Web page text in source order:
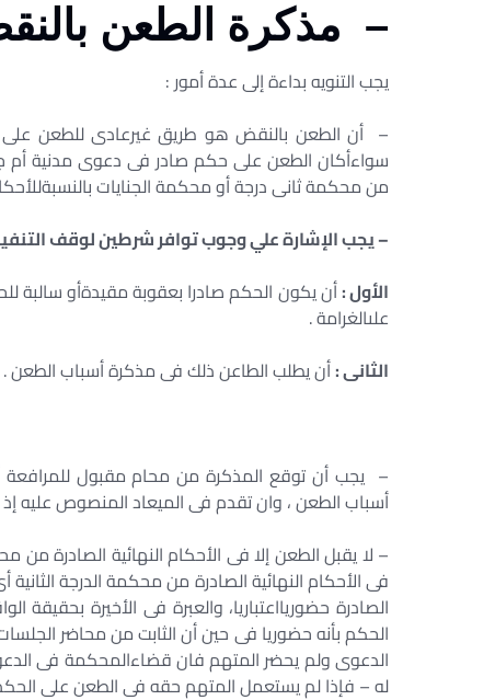
– مذكرة الطعن
يجب التنويه بداءة إلى عدة أمور :
– أن الطعن بالنقض هو طريق غيرعادى للطعن على
سواءأكان الطعن على حكم صادر فى دعوى مدنية أم
من محكمة ثانى درجة أو محكمة الجنايات
– يجب الإشارة علي وجوب توافر شرطين لوقف
الأول :أن يكون الحكم صادرا بعقوبة مقيدةأو سالبة
علىالغرامة .
الثانى :أن يطلب الطاعن ذلك فى مذكرة أسباب الطعن .
– يجب أن توقع المذكرة من محام مقبول
أسباب الطعن ، وان تقدم فى الميعاد المنصوص عليه إذ
– لا يقبل الطعن إلا فى الأحكام النهائية الصادرة من
فى الأحكام النهائية الصادرة من محكمة الدرجة الثانية
الصادرة حضوريااعتباريا، والعبرة فى الأخيرة
الحكم بأنه حضوريا فى حين أن الثابت من محاضر
الدعوى ولم يحضر المتهم فان قضاءالمحكمة فى
له – فإذا لم يستعمل المتهم حقه فى الطعن على